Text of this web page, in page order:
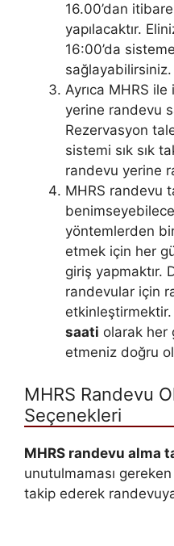
16.00’dan
yapılacaktır.
16:00’da
sağlayabilirsiniz.
Ayrıca MHRS
yerine randevu
Rezervasyon
sistemi sık sık
randevu yerine
MHRS randevu
yöntemlerden
etmek için her
giriş yapmaktır.
randevular için
etkinleştirmektir.
saati olarak her
etmeniz doğru
MHRS Randevu
Seçenekleri
MHRS randevu alma
unutulmaması
takip ederek